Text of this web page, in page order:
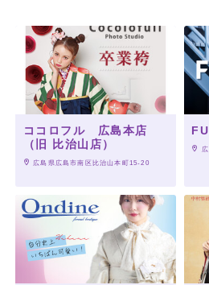
ココロフル 広島本店
（旧 比治山店）
広島県広島市南区比治山本町15-20